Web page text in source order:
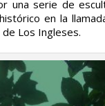
una serie de
en la
Los Ingleses.